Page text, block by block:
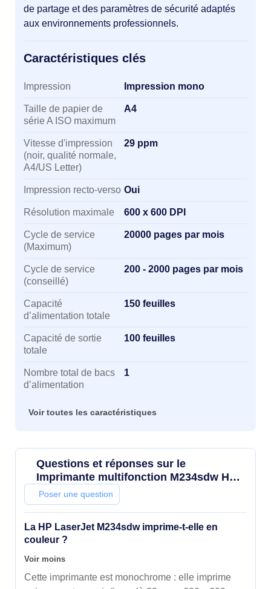
de partage et des paramètres de sécurité adaptés
aux environnements professionnels.
Caractéristiques clés
Caractéristiques clés
Impression Impression mono
Taille de papier de
série A ISO maximum
A4
Vitesse d'impression
(noir, qualité normale,
A4/US Letter)
29 ppm
Impression recto-verso Oui
Résolution maximale 600 x 600 DPI
Cycle de service
(Maximum)
20000 pages par mois
Cycle de service
(conseillé)
200 - 2000 pages par mois
Capacité
d’alimentation totale
150 feuilles
Capacité de sortie
totale
100 feuilles
Nombre total de bacs
d’alimentation
1
Voir toutes les caractéristiques
Questions et réponses sur le
Imprimante multifonction M234sdw HP
LaserJet
Poser une question
La HP LaserJet M234sdw imprime-t-elle en
couleur ?
Voir moins
Cette imprimante est monochrome : elle imprime